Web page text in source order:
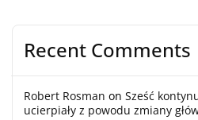
Recent Comments
Robert Rosman on Sześć
ucierpiały z powodu zmiany